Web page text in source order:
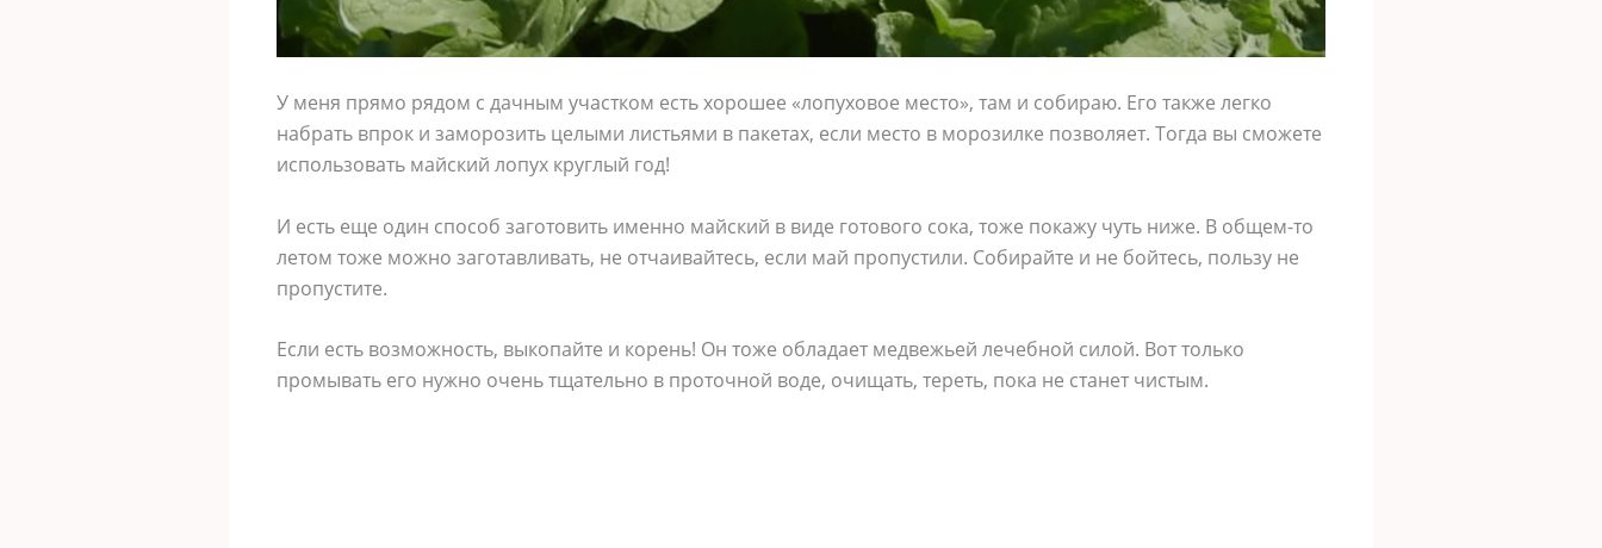
У меня прямо рядом с дачным участком есть хорошее «лопуховое место», там и собираю. Его также легко
набрать впрок и заморозить целыми листьями в пакетах, если место в морозилке позволяет. Тогда вы сможете
использовать майский лопух круглый год!
И есть еще один способ заготовить именно майский в виде готового сока, тоже покажу чуть ниже. В общем-то
летом тоже можно заготавливать, не отчаивайтесь, если май пропустили. Собирайте и не бойтесь, пользу не
пропустите.
Если есть возможность, выкопайте и корень! Он тоже обладает медвежьей лечебной силой. Вот только
промывать его нужно очень тщательно в проточной воде, очищать, тереть, пока не станет чистым.